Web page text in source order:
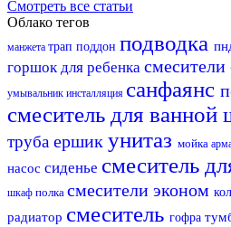
Смотреть все статьи
Облако тегов
манжета трап поддон подводка
горшок для ребенка смесители
умывальник инсталляция санфаянс
смеситель для ванной
труба ершик унитаз мойка
насос сиденье смеситель
шкаф полка смесители эконом
радиатор смеситель гофра